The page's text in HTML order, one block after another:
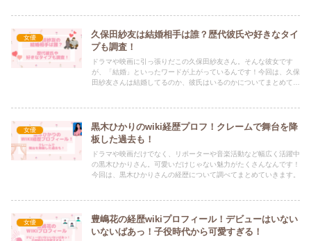
女優
久保田紗友は結婚相手は誰？歴代彼氏や好きなタイ
プも調査！
ドラマや映画に引っ張りだこの久保田紗友さん。そんな彼女です
が、「結婚」といったワードが上がっているんです！今回は、久保
田紗友さんは結婚してるのか、彼氏はいるのかについてまとめてい
女優
黒木ひかりのwiki経歴プロフ！クレームで舞台を降
板した過去も！
ドラマや映画だけでなく、リポーターや音楽活動など幅広く活躍中
の黒木ひかりさん。可愛いだけじゃない魅力がたくさんなんです！
今回は、黒木ひかりさんの経歴について調べてまとめていきます。
女優
豊嶋花の経歴wikiプロフィール！デビューはいない
いないばあっ！子役時代から可愛すぎる！